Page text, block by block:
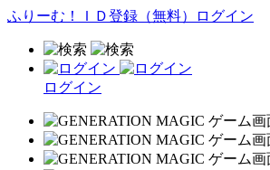
ふりーむ！ＩＤ登録（無料） ログイン
ログイン